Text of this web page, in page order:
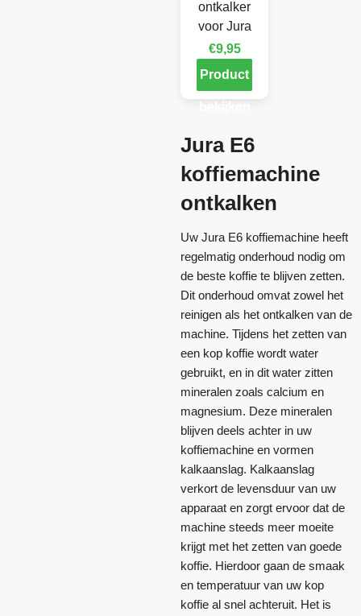
ontkalker
voor Jura
€9,95
Product
Jura E6
koffiemachine
ontkalken
Uw Jura E6 koffiemachine heeft
regelmatig onderhoud nodig om
de beste koffie te blijven zetten.
Dit onderhoud omvat zowel het
reinigen als het ontkalken van de
machine. Tijdens het zetten van
een kop koffie wordt water
gebruikt, en in dit water zitten
mineralen zoals calcium en
magnesium. Deze mineralen
blijven deels achter in uw
koffiemachine en vormen
kalkaanslag. Kalkaanslag
verkort de levensduur van uw
apparaat en zorgt ervoor dat de
machine steeds meer moeite
krijgt met het zetten van goede
koffie. Hierdoor gaan de smaak
en temperatuur van uw kop
koffie al snel achteruit. Het is